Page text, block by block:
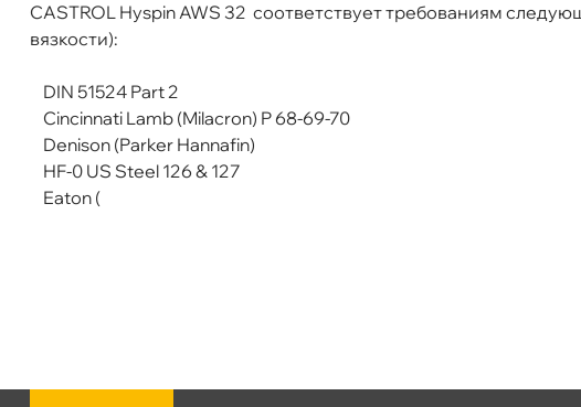
CASTROL Hyspin AWS 32 соответствует требованиям
язкости):
DIN 51524 Part 2
Cincinnati Lamb (Milacron) P 68-69-70
Denison (Parker Hannafin)
HF-0 US Steel 126 & 127
Eaton (